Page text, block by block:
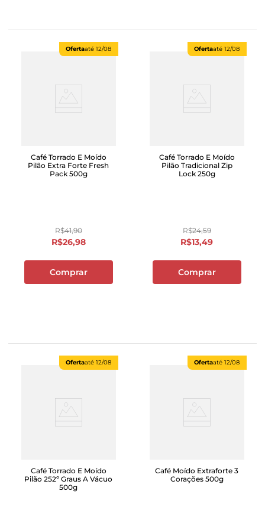
Ofertaaté 12/08
Café Torrado E Moído
Pilão Extra Forte Fresh
Pack 500g
R$41,90
R$26,98
Comprar
Ofertaaté 12/08
Café Torrado E Moído
Pilão Tradicional Zip
Lock 250g
R$24,59
R$13,49
Comprar
Ofertaaté 12/08
Café Torrado E Moído
Pilão 252º Graus A Vácuo
500g
Ofertaaté 12/08
Café Moído Extraforte 3
Corações 500g